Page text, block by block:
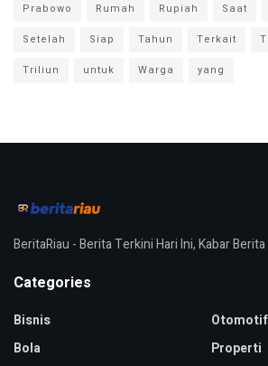
Prabowo
Rumah Rupiah Saat
Setelah
Siap Tahun Terkait
Triliun
untuk Warga yang
BeritaRiau - Berita Terkini Hari Ini, Kabar Berita
Categories
Bisnis
Bola
Otomotif
Properti